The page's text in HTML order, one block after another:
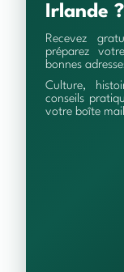
Irlande ?
Recevez
préparez
bonnes
Culture,
conseils
votre boîte